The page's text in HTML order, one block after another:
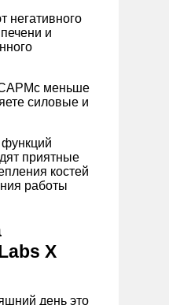
негативного
и
САРМс меньше
силовые и
приятные
костей
работы
X
день это